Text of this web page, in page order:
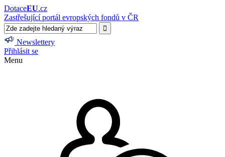
DotaceEU.cz
Zastřešující portál evropských fondů v ČR
Newslettery
Přihlásit se
Menu